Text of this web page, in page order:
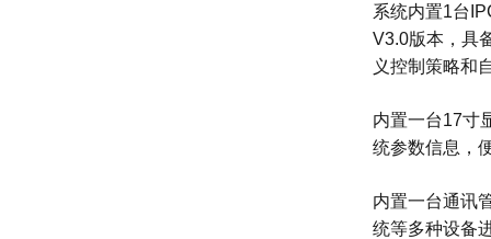
系统内置1台
V3.0版本，具
义控制策略和
内置一台17寸
统参数信息，
内置一台通讯
统等多种设备